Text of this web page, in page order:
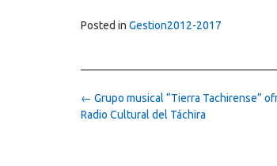
Posted in Gestion2012-2017
Post
navigation
← Grupo musical “Tierra Tachirense”
Radio Cultural del Táchira